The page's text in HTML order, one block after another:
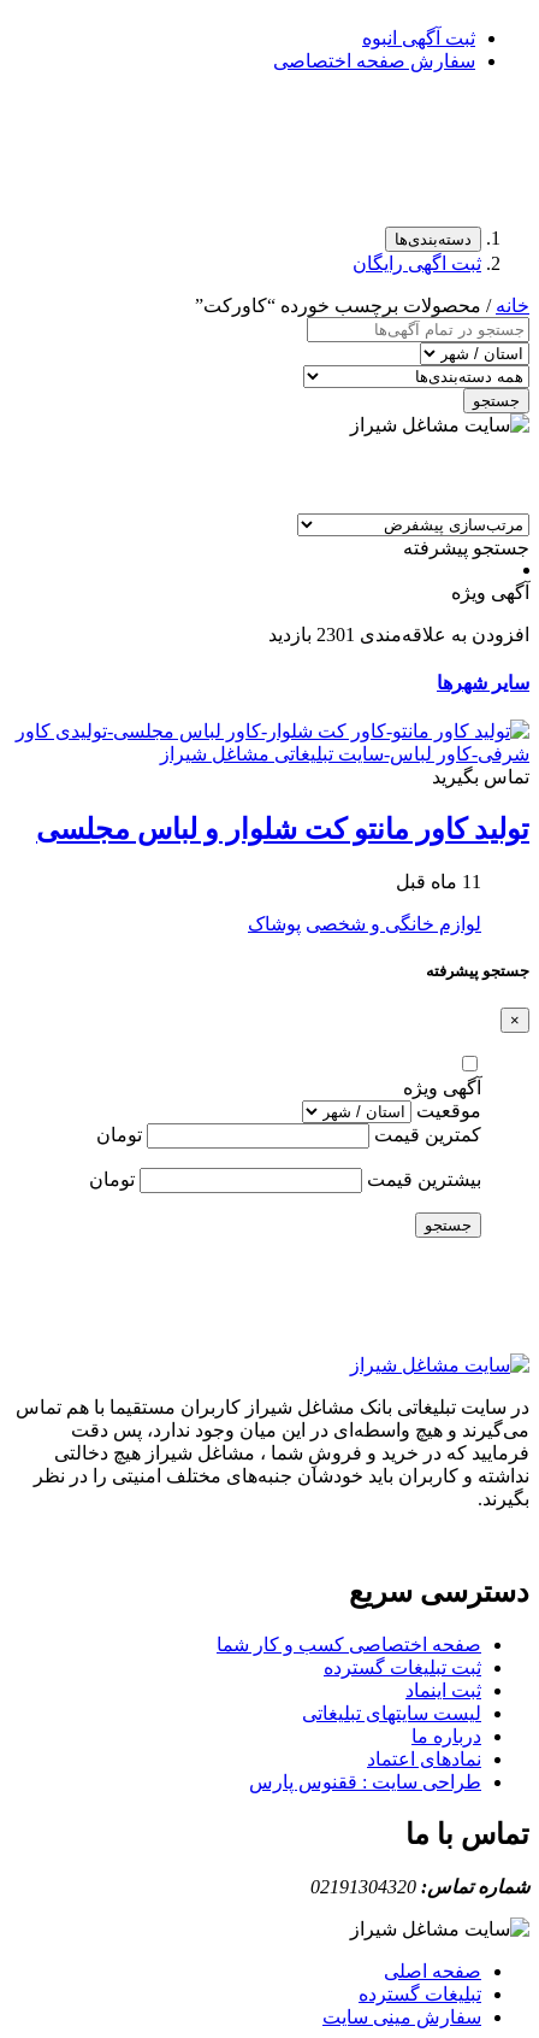
ثبت آگهی انبوه
سفارش صفحه اختصاصی
دسته‌بندی‌ها
ثبت اگهی رایگان
خانه / محصولات برچسب خورده “کاورکت”
جستجو
جستجو پیشرفته
آگهی ویژه
افزودن به علاقه‌مندی 2301 بازدید
سایر شهرها
تماس بگیرید
تولید کاور مانتو کت شلوار و لباس مجلسی
11 ماه قبل
لوازم خانگی و شخصی پوشاک
جستجو پیشرفته
×
آگهی ویژه
موقعیت
کمترین قیمت
تومان
بیشترین قیمت تومان
جستجو
در سایت تبلیغاتی بانک مشاغل شیراز کاربران مستقیما با هم تماس
می‌گیرند و هیچ واسطه‌ای در این میان وجود ندارد، پس دقت
فرمایید که در خرید و فروشِ شما ، مشاغل شیراز هیچ دخالتی
نداشته و کاربران باید خودشان جنبه‌های مختلف امنیتی را در نظر
بگیرند.
دسترسی سریع
صفحه اختصاصی کسب و کار شما
ثبت تبلیغات گسترده
ثبت اینماد
لیست سایتهای تبلیغاتی
درباره ما
نمادهای اعتماد
طراحی سایت : ققنوس پارس
تماس با ما
شماره تماس: 02191304320
صفحه اصلی
تبلیغات گسترده
سفارش مینی سایت